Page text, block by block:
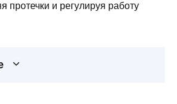
протечки и регулируя работу